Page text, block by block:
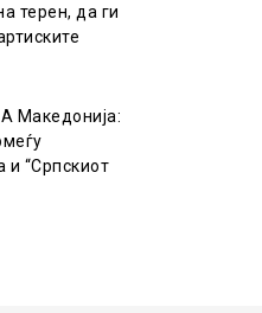
терен, да ги
Македонија:
и “Српскиот